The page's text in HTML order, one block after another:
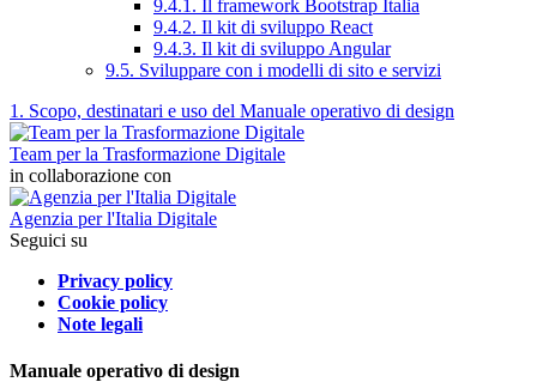
9.4.1. Il framework Bootstrap Italia
9.4.2. Il kit di sviluppo React
9.4.3. Il kit di sviluppo Angular
9.5. Sviluppare con i modelli di sito e servizi
1. Scopo, destinatari e uso del Manuale operativo di design
Team per la Trasformazione Digitale
in collaborazione con
Agenzia per l'Italia Digitale
Seguici su
Privacy policy
Cookie policy
Note legali
Manuale operativo di design